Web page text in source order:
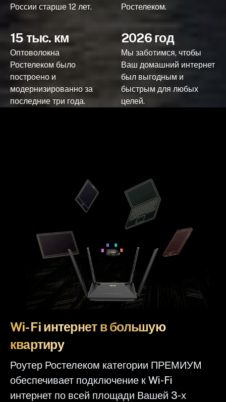
России старше 12 лет.
Ростелеком.
15 тыс. км
Оптоволокна
Ростелеком было
построено и
модернизированно за
последние три года.
2026 год
Мы заботимся, чтобы
Ваш домашний интернет
был выгодным и
быстрым для любых
целей.
Wi-Fi интернет в большую
квартиру
Роутер Ростелеком категории ПРЕМИУМ
обеспечивает подключение к Wi-Fi
интернет по всей площади Вашей 3-х